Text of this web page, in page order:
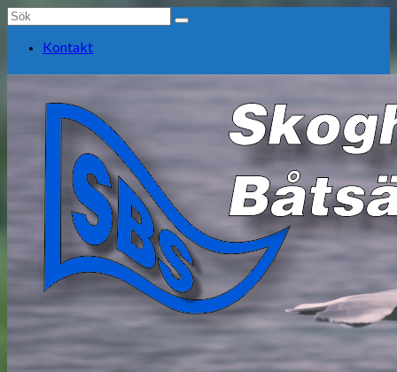
Search
Kontakt